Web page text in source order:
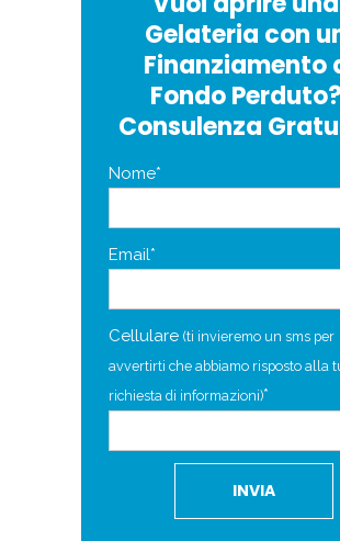
Gelateria con
Finanziamento
Fondo Perduto?
Consulenza
Nome*
Email*
Cellulare (ti invieremo un sms per
avvertirti che abbiamo risposto alla
richiesta di informazioni)*